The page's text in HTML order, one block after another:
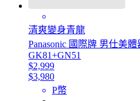
清爽變身青龍
Panasonic 國際牌 男仕美
GK81+GN51
$2,999
$3,980
P幣